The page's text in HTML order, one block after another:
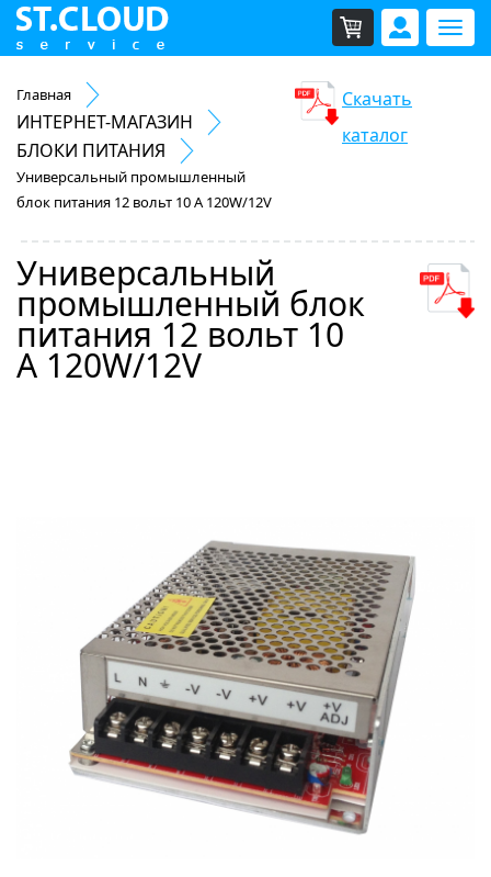
Скачать
каталог
Главная
ИНТЕРНЕТ-МАГАЗИН
БЛОКИ ПИТАНИЯ
Универсальный промышленный
блок питания 12 вольт 10 А 120W/12V
Универсальный
промышленный блок
питания 12 вольт 10
А 120W/12V